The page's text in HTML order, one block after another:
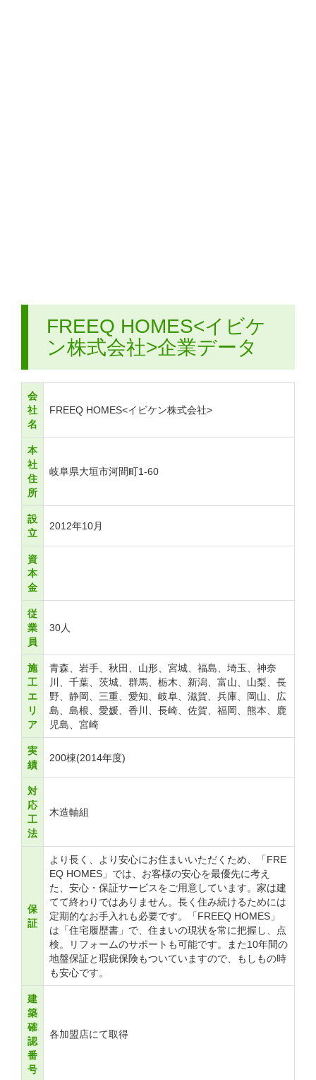
FREEQ HOMES<イビケ
ン株式会社>企業データ
会
社
名
FREEQ HOMES<イビケン株式会社>
本
社
住
所
岐阜県大垣市河間町1-60
設
立
2012年10月
資
本
金
従
業
員
30人
施
工
エ
リ
ア
青森、岩手、秋田、山形、宮城、福島、埼玉、神奈
川、千葉、茨城、群馬、栃木、新潟、富山、山梨、長
野、静岡、三重、愛知、岐阜、滋賀、兵庫、岡山、広
島、島根、愛媛、香川、長崎、佐賀、福岡、熊本、鹿
児島、宮崎
実
績
200棟(2014年度)
対
応
工
法
木造軸組
保
証
より長く、より安心にお住まいいただくため、「FRE
EQ HOMES」では、お客様の安心を最優先に考え
た、安心・保証サービスをご用意しています。家は建
てて終わりではありません。長く住み続けるためには
定期的なお手入れも必要です。「FREEQ HOMES」
は「住宅履歴書」で、住まいの現状を常に把握し、点
検。リフォームのサポートも可能です。また10年間の
地盤保証と瑕疵保険もついていますので、もしもの時
も安心です。
建
築
確
認
番
号
各加盟店にて取得